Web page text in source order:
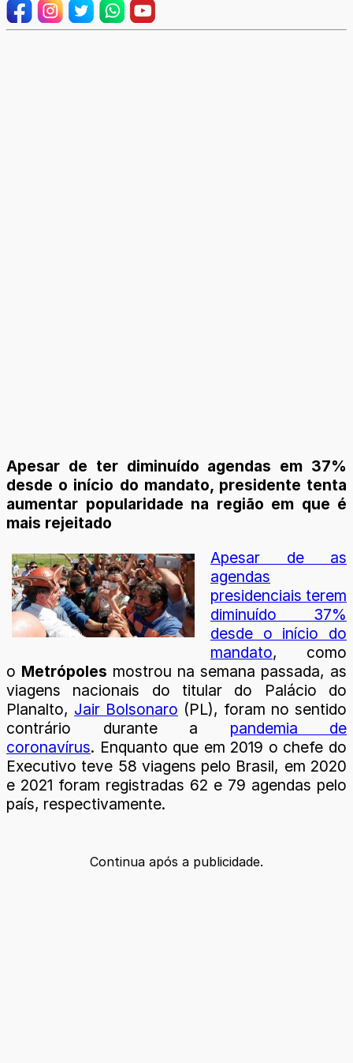
Apesar de ter diminuído agendas em 37%
desde o início do mandato, presidente tenta
aumentar popularidade na região em que é
mais rejeitado
Apesar de as
agendas
presidenciais terem
diminuído 37%
desde o início do
mandato, como
o Metrópoles mostrou na semana passada, as
viagens nacionais do titular do Palácio do
Planalto, Jair Bolsonaro (PL), foram no sentido
contrário durante a pandemia de
coronavírus. Enquanto que em 2019 o chefe do
Executivo teve 58 viagens pelo Brasil, em 2020
e 2021 foram registradas 62 e 79 agendas pelo
país, respectivamente.
Continua após a publicidade.